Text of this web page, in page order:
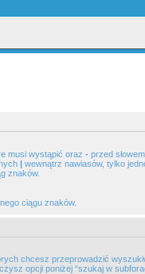
musi wystąpić oraz - przed
| wewnątrz nawiasów, tylko
znaków.
ciągu znaków.
chcesz przeprowadzić
opcji poniżej “szukaj w